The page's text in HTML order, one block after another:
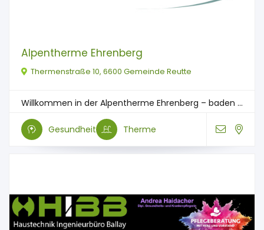
Alpentherme Ehrenberg
Thermenstraße 10, 6600 Gemeinde Reutte
Willkommen in der Alpentherme Ehrenberg – baden ...
Gesundheit Therme